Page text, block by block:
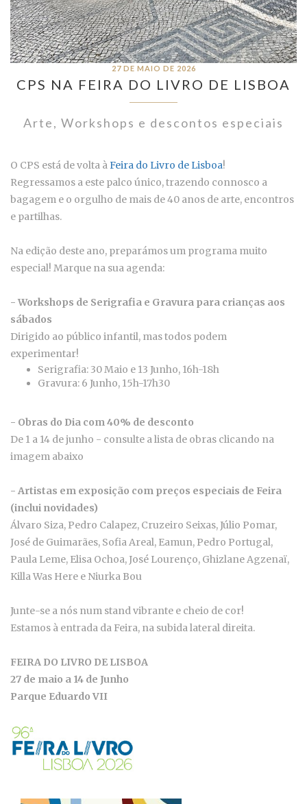
27 DE MAIO DE 2026
CPS NA FEIRA DO LIVRO DE LISBOA
Arte, Workshops e descontos especiais
O CPS está de volta àFeira do Livro de Lisboa!
Regressamos a este palco único, trazendo connosco a
bagagem e o orgulho de mais de 40 anos de arte, encontros
e partilhas.
Na edição deste ano, preparámos um programa muito
especial! Marque na sua agenda:
- Workshops de Serigrafia e Gravura para crianças aos
sábados
Dirigido ao público infantil, mas todos podem
experimentar!
Serigrafia: 30 Maio e 13 Junho, 16h-18h
Gravura: 6 Junho, 15h-17h30
- Obras do Dia com 40% de desconto
De 1 a 14 de junho - consulte a lista de obras clicando na
imagem abaixo
- Artistas em exposição com preços especiais de Feira
(inclui novidades)
Álvaro Siza, Pedro Calapez, Cruzeiro Seixas, Júlio Pomar,
José de Guimarães, Sofia Areal, Eamun, Pedro Portugal,
Paula Leme, Elisa Ochoa, José Lourenço, Ghizlane Agzenaï,
Killa Was Here e Niurka Bou
Junte-se a nós num stand vibrante e cheio de cor!
Estamos à entrada da Feira, na subida lateral direita.
FEIRA DO LIVRO DE LISBOA
27 de maio a 14 de Junho
Parque Eduardo VII